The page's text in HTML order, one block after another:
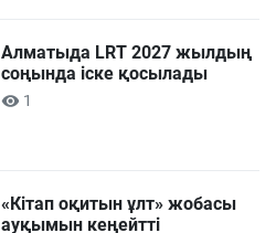
Алматыда LRT 2027 жылдың
соңында іске қосылады
1
«Кітап оқитын ұлт» жобасы
ауқымын кеңейтті